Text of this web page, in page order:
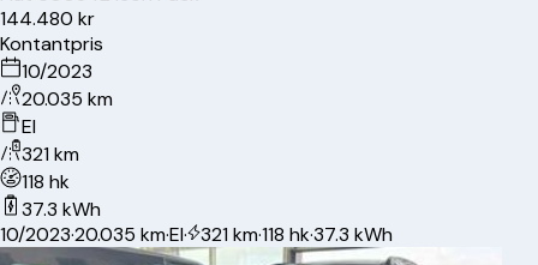
144.480 kr
Kontantpris
10/2023
20.035 km
El
321 km
118 hk
37.3 kWh
10/2023·20.035 km·El· 321 km·118 hk·37.3 kWh